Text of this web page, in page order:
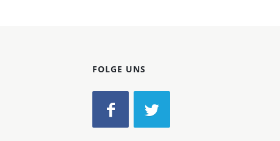
FOLGE UNS